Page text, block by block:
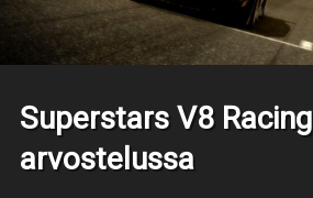
Superstars V8 Racing
arvostelussa